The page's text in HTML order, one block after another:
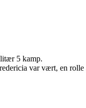
5 kamp.
var vært, en